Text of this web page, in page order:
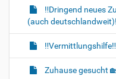
‼️Dringend neues
(auch
Zuhause gesucht